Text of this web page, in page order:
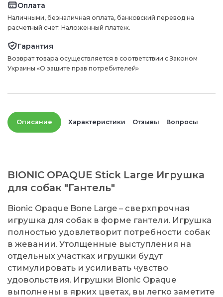
Оплата
Наличными, безналичная оплата, банковский перевод на
расчетный счет. Наложенный платеж.
Гарантия
Возврат товара осуществляется в соответствии с Законом
Украины «О защите прав потребителей»
Описание Характеристики Отзывы Вопросы
BIONIC OPAQUE Stick Large Игрушка
для собак "Гантель"
Bionic Opaque Bone Large – сверхпрочная
игрушка для собак в форме гантели. Игрушка
полностью удовлетворит потребности собак
в жевании. Утолщенные выступления на
отдельных участках игрушки будут
стимулировать и усиливать чувство
удовольствия. Игрушки Bionic Opaque
выполнены в ярких цветах, вы легко заметите